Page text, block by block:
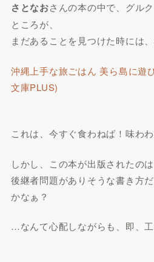
さとなおさんの本の中で、グル
ところが、
まだあることを見つけた時には
沖縄上手な旅ごはん 美ら島に遊
文庫PLUS)
これは、今すぐ食わねば！味わわ
しかし、この本が出版されたの
後継者問題がありそうな書き方
かなぁ？
…なんて心配しながらも、即、工